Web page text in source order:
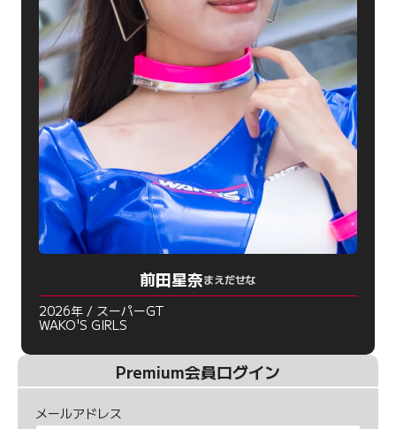
前田星奈まえだせな
2026年 / スーパーGT
WAKO'S GIRLS
Premium会員ログイン
メールアドレス